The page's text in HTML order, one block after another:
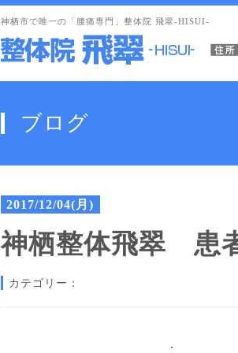
神栖市で唯一の「腰痛専門」整体院 飛翠-HISUI-
ブログ
2017/12/04(月)
神栖整体飛翠 患
カテゴリー：